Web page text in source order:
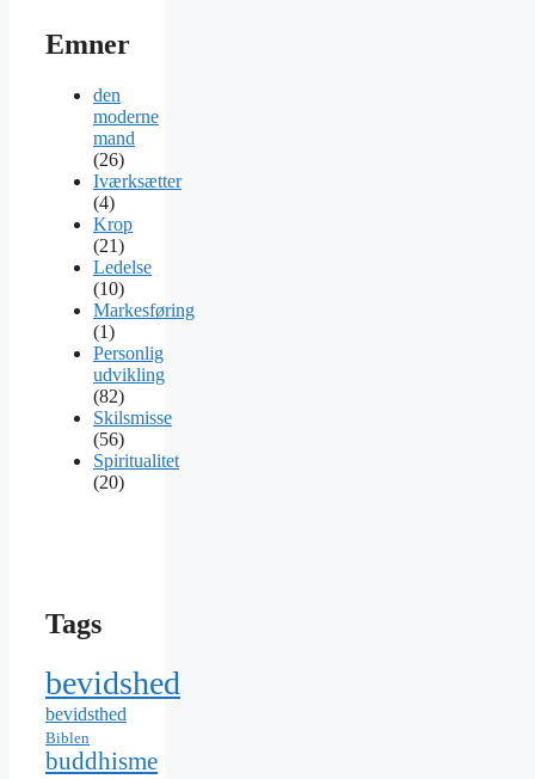
Emner
den
moderne
mand
(26)
Iværksætter
(4)
Krop
(21)
Ledelse
(10)
Markesføring
(1)
Personlig
udvikling
(82)
Skilsmisse
(56)
Spiritualitet
(20)
Tags
bevidshed
bevidsthed
Biblen
buddhisme